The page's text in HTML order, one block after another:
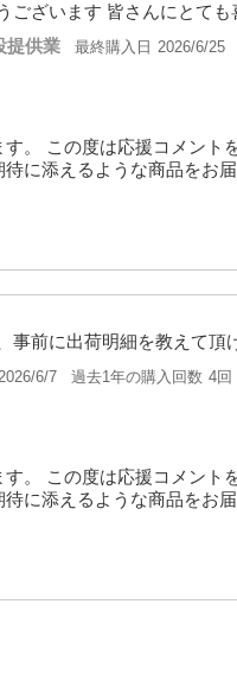
ございます 皆さんにとても
提供業
最終購入日 2026/6/25
。 この度は応援コメント
に添えるような商品をお
事前に出荷明細を教えて頂
6/7 過去1年の購入回数 4回
。 この度は応援コメント
に添えるような商品をお